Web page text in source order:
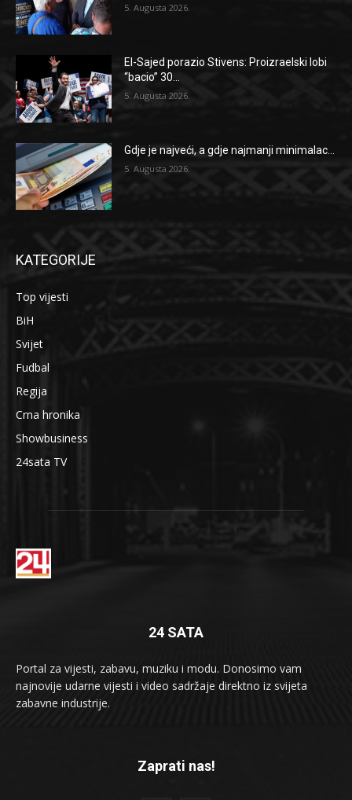
5. Augusta 2026.
El-Sajed porazio Stivens: Proizraelski lobi
“bacio” 30...
5. Augusta 2026.
Gdje je najveći, a gdje najmanji minimalac...
5. Augusta 2026.
KATEGORIJE
Top vijesti
BiH
Svijet
Fudbal
Regija
Crna hronika
Showbusiness
24sata TV
24 SATA
Portal za vijesti, zabavu, muziku i modu. Donosimo vam
najnovije udarne vijesti i video sadržaje direktno iz svijeta
zabavne industrije.
Zaprati nas!